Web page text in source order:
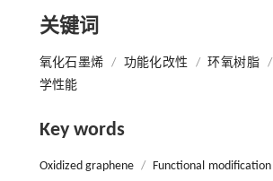
关键词
氧化石墨烯 / 功能化改性 / 环氧树脂 /
学性能
Key words
Oxidized graphene / Functional modification